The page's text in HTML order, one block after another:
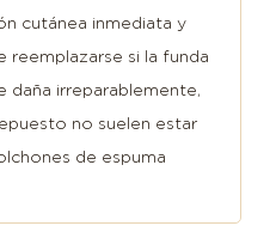
cutánea inmediata y
reemplazarse si la funda
daña irreparablemente,
no suelen estar
de espuma